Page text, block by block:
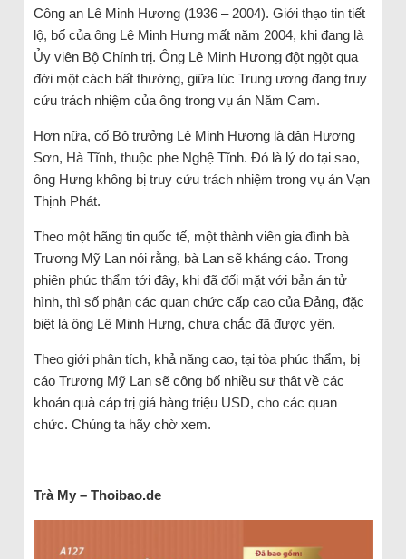
Công an Lê Minh Hương (1936 – 2004). Giới thạo tin tiết
lộ, bố của ông Lê Minh Hưng mất năm 2004, khi đang là
Ủy viên Bộ Chính trị. Ông Lê Minh Hương đột ngột qua
đời một cách bất thường, giữa lúc Trung ương đang truy
cứu trách nhiệm của ông trong vụ án Năm Cam.
Hơn nữa, cố Bộ trưởng Lê Minh Hương là dân Hương
Sơn, Hà Tĩnh, thuộc phe Nghệ Tĩnh. Đó là lý do tại sao,
ông Hưng không bị truy cứu trách nhiệm trong vụ án Vạn
Thịnh Phát.
Theo một hãng tin quốc tế, một thành viên gia đình bà
Trương Mỹ Lan nói rằng, bà Lan sẽ kháng cáo. Trong
phiên phúc thẩm tới đây, khi đã đối mặt với bản án tử
hình, thì số phận các quan chức cấp cao của Đảng, đặc
biệt là ông Lê Minh Hưng, chưa chắc đã được yên.
Theo giới phân tích, khả năng cao, tại tòa phúc thẩm, bị
cáo Trương Mỹ Lan sẽ công bố nhiều sự thật về các
khoản quà cáp trị giá hàng triệu USD, cho các quan
chức. Chúng ta hãy chờ xem.
TràMy – Thoibao.de